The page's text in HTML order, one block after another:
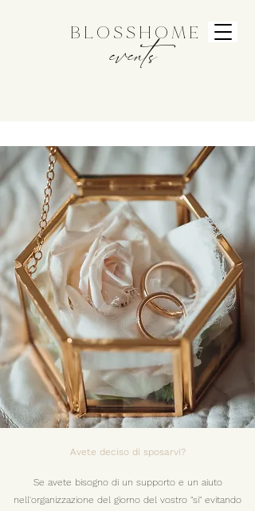
B L O S S H O M E
events
Avete deciso di sposarvi?
Se avete bisogno di un supporto e un aiuto
nell'organizzazione del giorno del vostro "si" evitando